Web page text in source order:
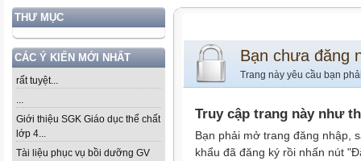
THƯ MỤC
CÁC Ý KIẾN MỚI NHẤT
rất tuyệt...
...
Giới thiệu SGK Giáo dục thể chất
lớp 4...
Tài liệu phục vụ bồi dưỡng GV
Bạn chưa đăng
Trang này yêu cầu bạn
Truy cập trang này như
Bạn phải mở trang đăng nhập,
khẩu đã đăng ký rồi nhấn nút